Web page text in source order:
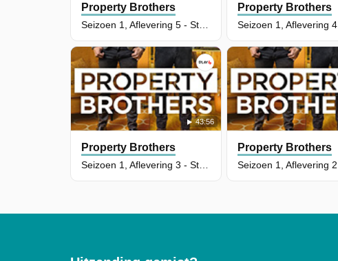
Property Brothers Property Brothers
43:56
Property Brothers Property Brothers